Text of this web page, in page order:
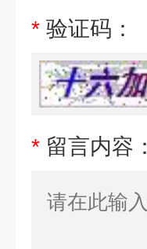
* 验证码：
* 留言内容：